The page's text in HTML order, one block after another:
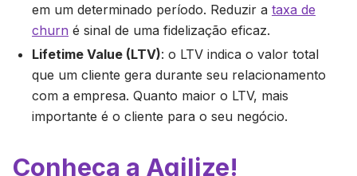
em um determinado período. Reduzir a taxa de
churn é sinal de uma fidelização eficaz.
Lifetime Value (LTV): o LTV indica o valor total
que um cliente gera durante seu relacionamento
com a empresa. Quanto maior o LTV, mais
importante é o cliente para o seu negócio.
Conheça a Agilize!